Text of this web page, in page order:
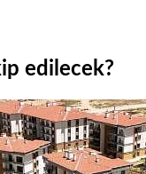
edilecek?